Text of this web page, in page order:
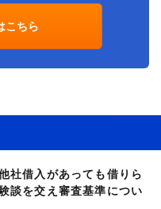
こちら
社借入があっても借りら
談を交え審査基準につい